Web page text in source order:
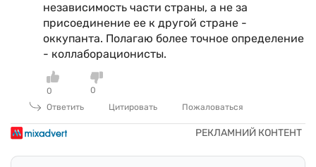
независимость части страны, а не за
присоединение ее к другой стране -
оккупанта. Полагаю более точное определение
- коллаборационисты.
0
0
Ответить
Цитировать Пожаловаться